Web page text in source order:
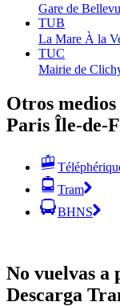
Gare de
TUB
La Mare À la
TUC
Mairie de
Otros
Paris Île-de-
Tram
BHNS
No vuelvas a
Descarga